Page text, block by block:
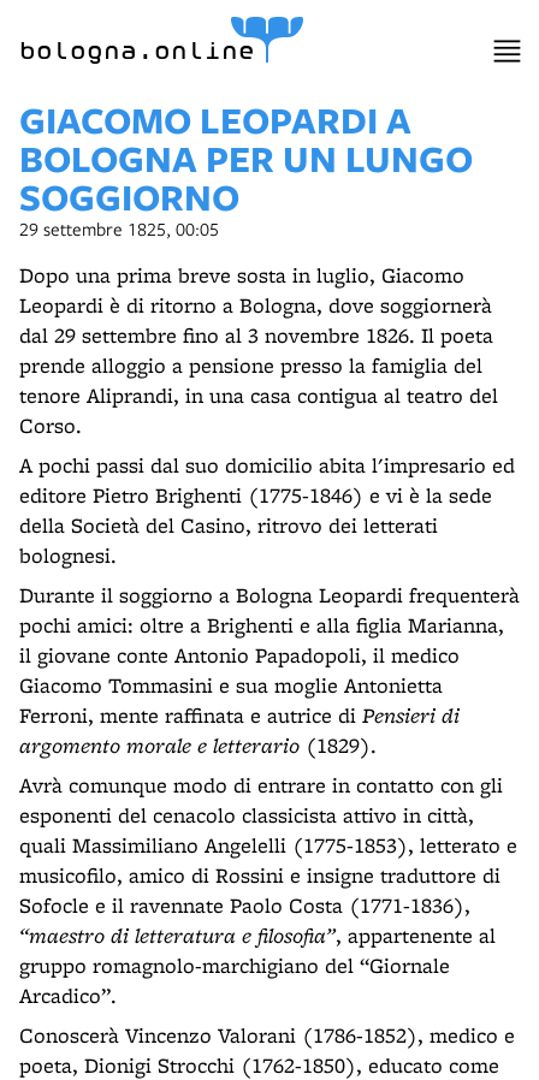
bologna.online
GIACOMO LEOPARDI A
BOLOGNA PER UN LUNGO
SOGGIORNO
29 settembre 1825, 00:05
Dopo una prima breve sosta in luglio, Giacomo
Leopardi è di ritorno a Bologna, dove soggiornerà
dal 29 settembre fino al 3 novembre 1826. Il poeta
prende alloggio a pensione presso la famiglia del
tenore Aliprandi, in una casa contigua al teatro del
Corso.
A pochi passi dal suo domicilio abita l'impresario ed
editore Pietro Brighenti (1775-1846) e vi è la sede
della Società del Casino, ritrovo dei letterati
bolognesi.
Durante il soggiorno a Bologna Leopardi frequenterà
pochi amici: oltre a Brighenti e alla figlia Marianna,
il giovane conte Antonio Papadopoli, il medico
Giacomo Tommasini e sua moglie Antonietta
Ferroni, mente raffinata e autrice di Pensieri di
argomento morale e letterario (1829).
Avrà comunque modo di entrare in contatto con gli
esponenti del cenacolo classicista attivo in città,
quali Massimiliano Angelelli (1775-1853), letterato e
musicofilo, amico di Rossini e insigne traduttore di
Sofocle e il ravennate Paolo Costa (1771-1836),
“maestro di letteratura e filosofia”, appartenente al
gruppo romagnolo-marchigiano del “Giornale
Arcadico”.
Conoscerà Vincenzo Valorani (1786-1852), medico e
poeta, Dionigi Strocchi (1762-1850), educato come